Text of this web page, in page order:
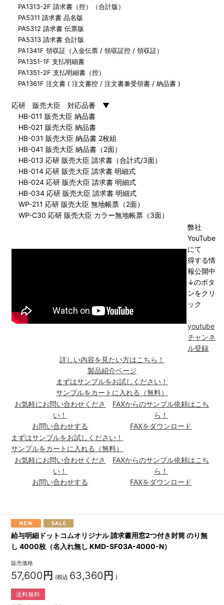
PA1313-2F 請求書（控）（合計版）
PA5311 請求書 品名版
PA5312 請求書 伝票版
PA5313 請求書 合計版
PA1341F 領収証（入金伝票 / 領収証控 / 領収証）
PA1351-1F 支払明細書
PA1351-2F 支払明細書（控）
PA1361F 注文書 ( 注文書控 / 注文書兼受領書 / 納品書 )
応研 販売大臣 対応品番 ▼
HB-011 販売大臣 納品書
HB-021 販売大臣 納品書
HB-031 販売大臣 納品書 2枚組
HB-041 販売大臣 納品書（2面）
HB-013 応研 販売大臣 請求書（合計式/3面）
HB-014 応研 販売大臣 請求書 明細式
HB-024 応研 販売大臣 請求書 明細式
HB-034 応研 販売大臣 請求書 明細式
WP-211 応研 販売大臣 無地帳票（2面）
WP-C30 応研 販売大臣 カラー無地帳票（3面）
弊社
YouTube
にて
得する情
報公開中
↓のボタ
ンをクリ
ック
youtube
チャンネ
ル登録
詳しい内容を見たい方はこちら！
製品紹介ページ
まずはサンプルをお試しください！
サンプルをカートに入れる（無料）
お気軽にお問い合わせくださ
い！
お問い合わせする
FAXからのサンプル依頼はこち
ら！
FAXをダウンロード
まずはサンプルをお試しください！
サンプルをカートに入れる（無料）
お気軽にお問い合わせくださ
い！
お問い合わせする
FAXからのサンプル依頼はこち
ら！
FAXをダウンロード
給与明細ドットコムオリジナル 請求書用窓2つ付き封筒 のり無
し 4000枚（名入れ無し KMD-SF03A-4000-N）
販売価格
57,600 円 (税込 63,360 円 )
送料無料